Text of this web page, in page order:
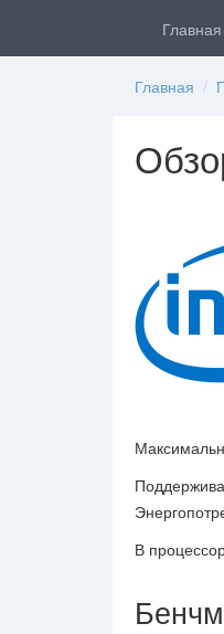
Главная
Главная /
В